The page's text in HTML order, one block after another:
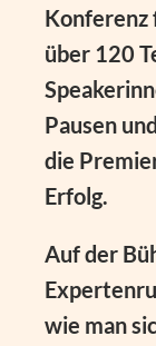
Konferenz
über 120
Pausen
die
Erfolg.
Auf der
wie man